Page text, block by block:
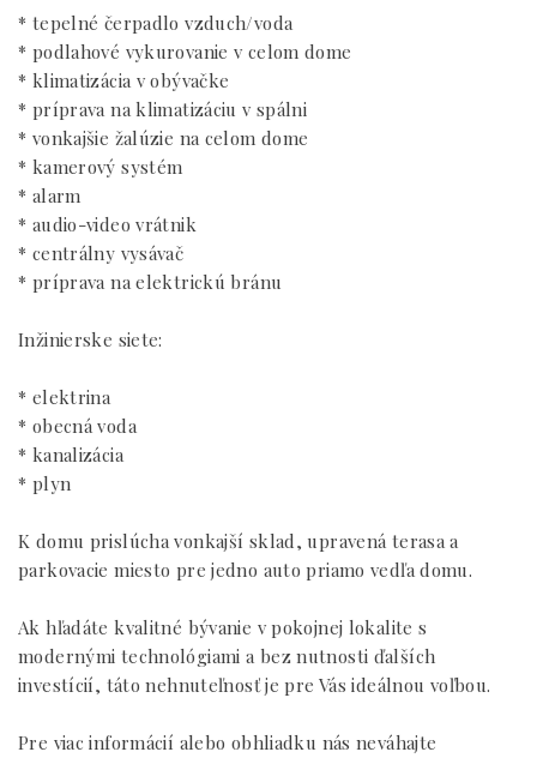
* tepelné čerpadlo vzduch/voda
* podlahové vykurovanie v celom dome
* klimatizácia v obývačke
* príprava na klimatizáciu v spálni
* vonkajšie žalúzie na celom dome
* kamerový systém
* alarm
* audio-video vrátnik
* centrálny vysávač
* príprava na elektrickú bránu
Inžinierske siete:
* elektrina
* obecná voda
* kanalizácia
* plyn
K domu prislúcha vonkajší sklad, upravená terasa a
parkovacie miesto pre jedno auto priamo vedľa domu.
Ak hľadáte kvalitné bývanie v pokojnej lokalite s
modernými technológiami a bez nutnosti ďalších
investícií, táto nehnuteľnosť je pre Vás ideálnou voľbou.
Pre viac informácií alebo obhliadku nás neváhajte